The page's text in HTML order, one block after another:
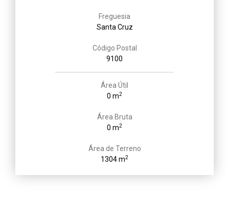
Freguesia
Santa Cruz
Código Postal
9100
Área Útil
0 m2
Área Bruta
0 m2
Área de Terreno
1304 m2